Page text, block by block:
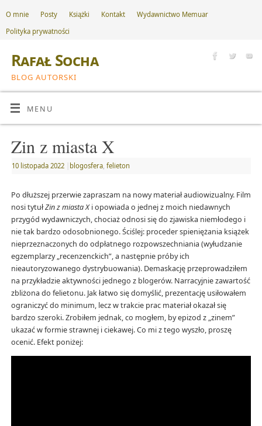
O mnie Posty Książki Kontakt
Wydawnictwo Memuar
Polityka prywatności
Rafał Socha
BLOG AUTORSKI
MENU
Zin z miasta X
10 listopada 2022 blogosfera, felieton
Po dłuższej przerwie zapraszam na nowy materiał audiowizualny. Film
nosi tytułZin z miasta Xi opowiada o jednej z moich niedawnych
przygód wydawniczych, chociaż odnosi się do zjawiska niemłodego i
nie tak bardzo odosobnionego. Ściślej: proceder spieniężania książek
nieprzeznaczonych do odpłatnego rozpowszechniania (wyłudzanie
egzemplarzy „recenzenckich”, a następnie próby ich
nieautoryzowanego dystrybuowania). Demaskację przeprowadziłem
na przykładzie aktywności jednego z blogerów. Narracyjnie zawartość
zbliżona do felietonu. Jak łatwo się domyślić, prezentację usiłowałem
ograniczyć do minimum, lecz w trakcie prac materiał okazał się
bardzo szeroki. Zrobiłem jednak, co mogłem, by epizod z „zinem”
ukazać w formie strawnej i ciekawej. Co mi z tego wyszło, proszę
ocenić. Efekt poniżej: